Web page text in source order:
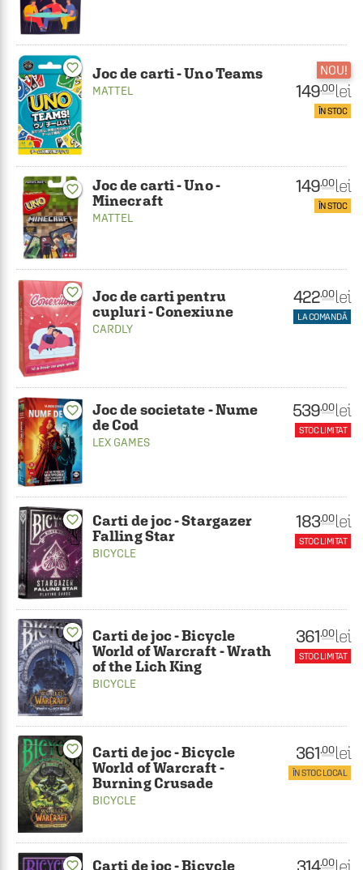
favorite_border Joc de carti - Uno Teams
MATTEL
NOU!
149.00 lei
ÎN STOC
favorite_border
Joc de carti - Uno -
Minecraft
MATTEL
149.00 lei
ÎN STOC
favorite_border
Joc de carti pentru
cupluri - Conexiune
CARDLY
422.00 lei
LA COMANDĂ
favorite_border
Joc de societate - Nume
de Cod
LEX GAMES
539.00 lei
STOC LIMITAT
favorite_border
Carti de joc - Stargazer
Falling Star
BICYCLE
183.00 lei
STOC LIMITAT
favorite_border
Carti de joc - Bicycle
World of Warcraft - Wrath
of the Lich King
BICYCLE
361.00 lei
STOC LIMITAT
favorite_border
Carti de joc - Bicycle
World of Warcraft -
Burning Crusade
BICYCLE
361.00 lei
ÎN STOC LOCAL
favorite_border
Carti de joc - Bicycle
314.00